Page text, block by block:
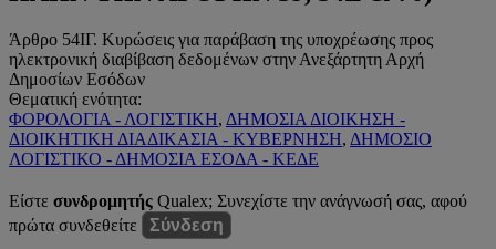
Άρθρο 54ΙΓ. Κυρώσεις για παράβαση της υποχρέωσης προς
ηλεκτρονική διαβίβαση δεδομένων στην Ανεξάρτητη Αρχή
Δημοσίων Εσόδων
Θεματική ενότητα:
ΦΟΡΟΛΟΓΙΑ - ΛΟΓΙΣΤΙΚΗ, ΔΗΜΟΣΙΑ ΔΙΟΙΚΗΣΗ -
ΔΙΟΙΚΗΤΙΚΗ ΔΙΑΔΙΚΑΣΙΑ - ΚΥΒΕΡΝΗΣΗ, ΔΗΜΟΣΙΟ
ΛΟΓΙΣΤΙΚΟ - ΔΗΜΟΣΙΑ ΕΣΟΔΑ - ΚΕΔΕ
Είστε συνδρομητής Qualex; Συνεχίστε την ανάγνωσή σας, αφού
πρώτα συνδεθείτε
Σύνδεση